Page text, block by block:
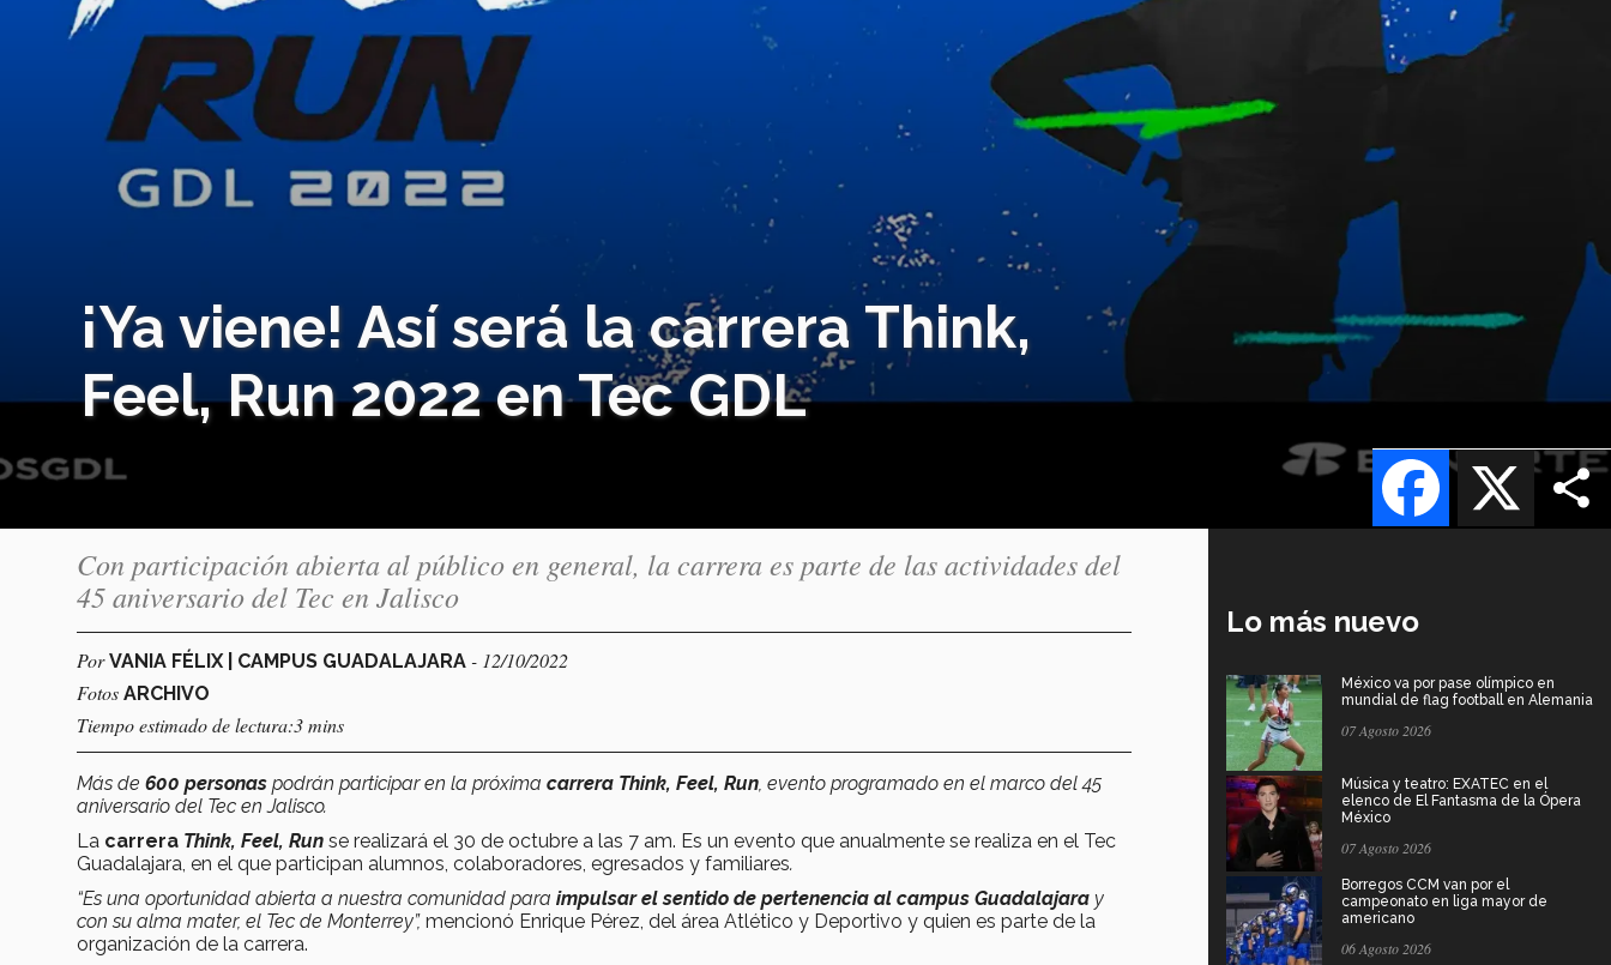
¡Ya viene! Así será la carrera Think,
Feel, Run 2022 en Tec GDL
X
Facebook
Con participación abierta al público en general, la carrera es parte de las actividades del
45 aniversario del Tec en Jalisco
PorVANIA FÉLIX | CAMPUS GUADALAJARA - 12/10/2022
Fotos ARCHIVO
Tiempo estimado de lectura:3 mins
Más de 600 personas podrán participar en la próxima carrera Think, Feel, Run , evento programado en el marco del 45
aniversario del Tec en Jalisco.
La carrera Think, Feel, Run se realizará el 30 de octubre a las 7 am. Es un evento que anualmente se realiza en el Tec
Guadalajara, en el que participan alumnos, colaboradores, egresados y familiares.
“Es una oportunidad abierta a nuestra comunidad para impulsar el sentido de pertenencia al campus Guadalajara y
con su alma mater, el Tec de Monterrey”, mencionó Enrique Pérez, del área Atlético y Deportivo y quien es parte de la
organización de la carrera.
Lo más nuevo
México va por pase olímpico en
mundial de flag football en Alemania
07 Agosto 2026
Música y teatro: EXATEC en el
elenco de El Fantasma de la Ópera
México
07 Agosto 2026
Borregos CCM van por el
campeonato en liga mayor de
americano
06 Agosto 2026